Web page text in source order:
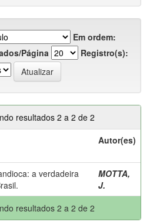
Em ordem:
Página
Registro(s):
resultados 2 a 2 de 2
Autor(es)
a verdadeira
MOTTA,
J.
resultados 2 a 2 de 2